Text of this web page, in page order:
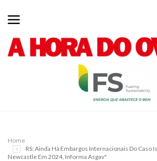
Home
RS: Ainda Há Embargos Internacionais Do Caso
Newcastle Em 2024, Informa Asgav"